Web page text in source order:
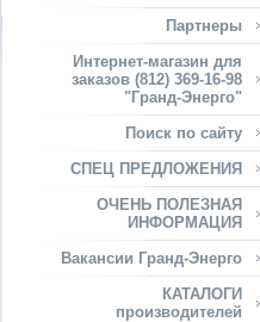
Партнеры
Интернет-магазин для
заказов (812) 369-16-98
"Гранд-Энерго"
Поиск по сайту
СПЕЦ ПРЕДЛОЖЕНИЯ
ОЧЕНЬ ПОЛЕЗНАЯ
ИНФОРМАЦИЯ
Вакансии Гранд-Энерго
КАТАЛОГИ
производителей